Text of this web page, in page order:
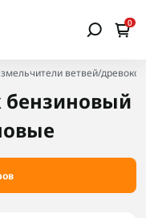
0
ветвей/
бензиновый